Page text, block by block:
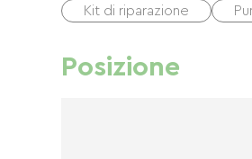
Kit di riparazione
Posizione